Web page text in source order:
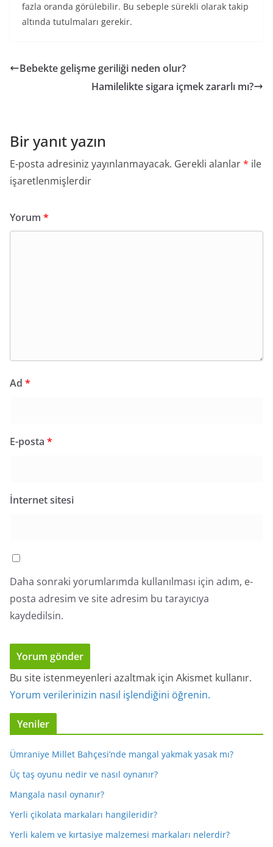
fazla oranda görülebilir. Bu sebeple sürekli olarak takip
altında tutulmaları gerekir.
Bebekte gelişme geriliği neden olur?
Hamilelikte sigara içmek zararlı mı?
Bir yanıt yazın
E-posta adresiniz yayınlanmayacak. Gerekli alanlar* ile
işaretlenmişlerdir
Yorum *
Ad *
E-posta *
İnternet sitesi
Daha sonraki yorumlarımda kullanılması için adım, e-
posta adresim ve site adresim bu tarayıcıya
kaydedilsin.
Bu site istenmeyenleri azaltmak için Akismet kullanır.
Yorum verilerinizin nasıl işlendiğini öğrenin.
Yeniler
Ümraniye Millet Bahçesi’nde mangal yakmak yasak mı?
Üç taş oyunu nedir ve nasıl oynanır?
Mangala nasıl oynanır?
Yerli çikolata markaları hangileridir?
Yerli kalem ve kırtasiye malzemesi markaları nelerdir?